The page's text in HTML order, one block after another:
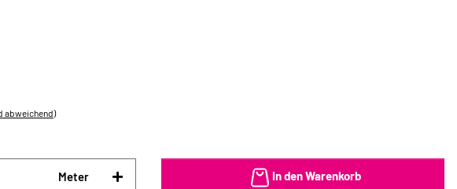
abweichend)
Meter In den Warenkorb